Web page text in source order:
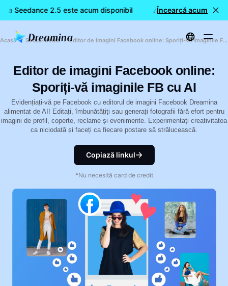
Seedance 2.5 este acum disponibil 🎉 Model nou LIVE:
Încearcă acum
Acasă Social Media Editor de imagini Facebook online: Sporiți-vă imaginile FB cu AI
Editor de imagini Facebook online:
Sporiți-vă imaginile FB cu AI
Evidențiați-vă pe Facebook cu editorul de imagini Facebook Dreamina
alimentat de AI! Editați, îmbunătățiți sau generați fotografii fără efort pentru
imagini de profil, coperte, reclame și evenimente. Experimentați creativitatea
ca niciodată și faceți ca fiecare postare să strălucească.
Copiază linkul
*Nu necesită card de credit